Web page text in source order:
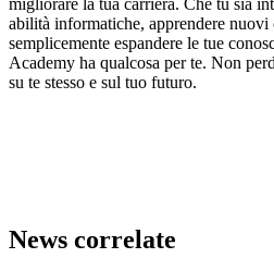
migliorare la tua carriera. Che tu sia
abilità informatiche, apprendere
semplicemente espandere le tue
Academy ha qualcosa per te. Non
su te stesso e sul tuo futuro.
News correlate